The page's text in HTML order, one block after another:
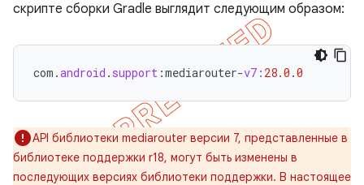
скрипте сборки Gradle выглядит следующим образом:
com .android . support :mediarouter-v7: 28.0 .0
API библиотеки mediarouter версии 7, представленные в
библиотеке поддержки r18, могут быть изменены в
последующих версиях библиотеки поддержки. В настоящее